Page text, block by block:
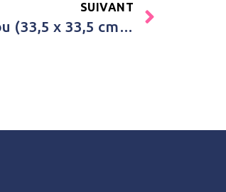
SUIVANT
Achat Cube de rangement Kangourou (33,5 x 33,5 cm) 3 sprouts Orange Bébé